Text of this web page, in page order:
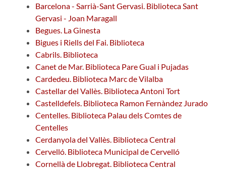
Barcelona - Sarrià-Sant Gervasi. Biblioteca Sant
Gervasi - Joan Maragall
Begues. La Ginesta
Bigues i Riells del Fai. Biblioteca
Cabrils. Biblioteca
Canet de Mar. Biblioteca Pare Gual i Pujadas
Cardedeu. Biblioteca Marc de Vilalba
Castellar del Vallès. Biblioteca Antoni Tort
Castelldefels. Biblioteca Ramon Fernàndez Jurado
Centelles. Biblioteca Palau dels Comtes de
Centelles
Cerdanyola del Vallès. Biblioteca Central
Cervelló. Biblioteca Municipal de Cervelló
Cornellà de Llobregat. Biblioteca Central